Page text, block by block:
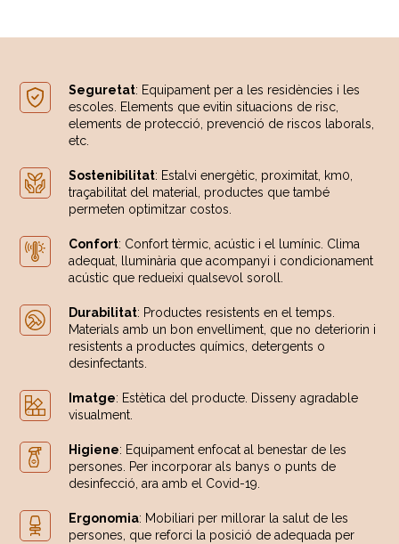
Seguretat: Equipament per a les residències i les
escoles. Elements que evitin situacions de risc,
elements de protecció, prevenció de riscos laborals,
etc.
Sostenibilitat: Estalvi energètic, proximitat, km0,
traçabilitat del material, productes que també
permeten optimitzar costos.
Confort: Confort tèrmic, acústic i el lumínic. Clima
adequat, lluminària que acompanyi i condicionament
acústic que redueixi qualsevol soroll.
Durabilitat: Productes resistents en el temps.
Materials amb un bon envelliment, que no deteriorin i
resistents a productes químics, detergents o
desinfectants.
Imatge: Estètica del producte. Disseny agradable
visualment.
Higiene: Equipament enfocat al benestar de les
persones. Per incorporar als banys o punts de
desinfecció, ara amb el Covid-19.
Ergonomia: Mobiliari per millorar la salut de les
persones, que reforci la posició de adequada per